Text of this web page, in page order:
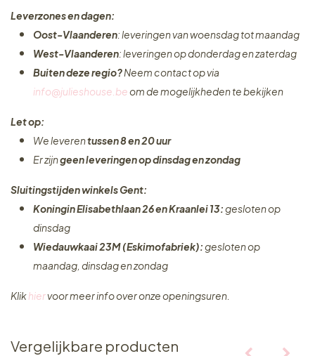
Leverzones en dagen:
Oost-Vlaanderen: leveringen van woensdag tot maandag
West-Vlaanderen: leveringen op donderdag en zaterdag
Buiten deze regio?Neem contact op via
info@julieshouse.beom de mogelijkheden te bekijken
Let op:
We leverentussen 8 en 20 uur
Er zijngeen leveringenop dinsdag en zondag
Sluitingstijden winkels Gent:
Koningin Elisabethlaan 26 en Kraanlei 13:gesloten op
dinsdag
Wiedauwkaai 23M (Eskimofabriek):gesloten op
maandag, dinsdag en zondag
Klikhiervoor meer info over onze openingsuren.
Vergelijkbare producten